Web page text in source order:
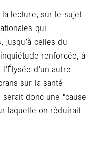
la lecture, sur le sujet
qui
celles du
renforcée, à
d’un autre
sur la santé
donc une "cause
laquelle on réduirait